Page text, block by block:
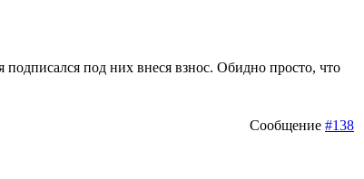
под них внеся взнос. Обидно просто, что
Сообщение #138